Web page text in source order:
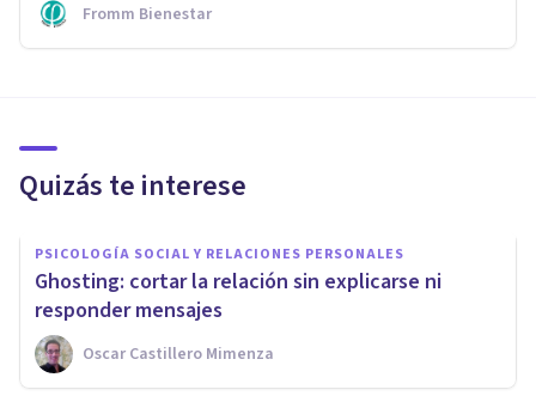
Fromm Bienestar
Quizás te interese
PSICOLOGÍA SOCIAL Y RELACIONES PERSONALES
Ghosting: cortar la relación sin explicarse ni
responder mensajes
Oscar Castillero Mimenza